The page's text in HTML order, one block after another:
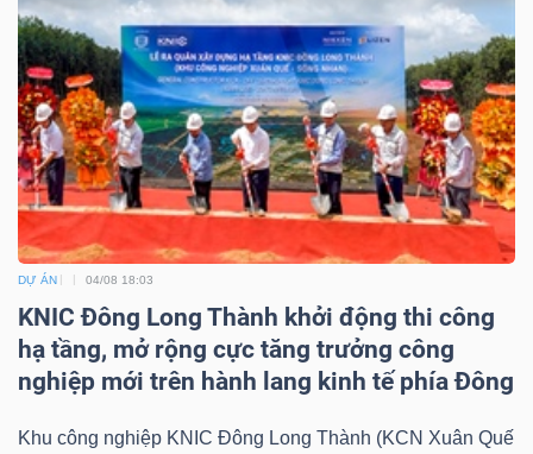
DỰ ÁN 04/08 18:03
KNIC Đông Long Thành khởi động thi công
hạ tầng, mở rộng cực tăng trưởng công
nghiệp mới trên hành lang kinh tế phía Đông
Khu công nghiệp KNIC Đông Long Thành (KCN Xuân Quế